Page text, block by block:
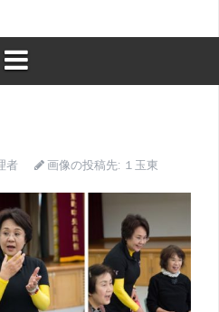
ナー、開催します！！！
ミナー及びフォローアップ
修開催
者 画像の投稿先: １玉東